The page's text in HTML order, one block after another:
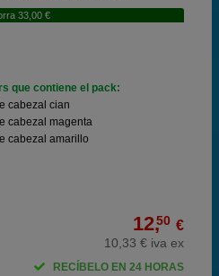
33,00 €
que contiene el pack:
cabezal cian
cabezal magenta
cabezal amarillo
12,50 €
10,33 € iva ex
RECÍBELO EN 24 HORAS